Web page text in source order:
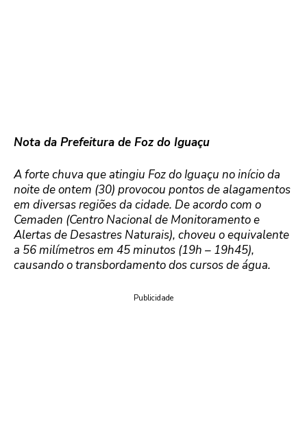
Nota da Prefeitura de Foz do Iguaçu
A forte chuva que atingiu Foz do Iguaçu no início da
noite de ontem (30) provocou pontos de alagamentos
em diversas regiões da cidade. De acordo com o
Cemaden (Centro Nacional de Monitoramento e
Alertas de Desastres Naturais), choveu o equivalente
a 56 milímetros em 45 minutos (19h – 19h45),
causando o transbordamento dos cursos de água.
Publicidade